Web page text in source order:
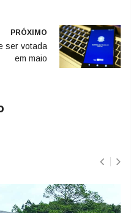
PRÓXIMO
ser votada
em maio